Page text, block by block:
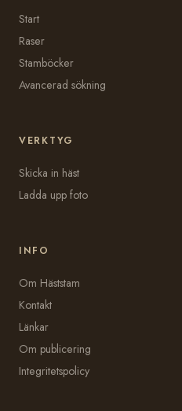
Start
Raser
Stamböcker
Avancerad sökning
VERKTYG
Skicka in häst
Ladda upp foto
INFO
Om Häststam
Kontakt
Länkar
Om publicering
Integritetspolicy